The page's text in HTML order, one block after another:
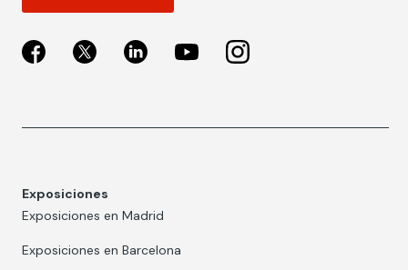
Exposiciones
Exposiciones en Madrid
Exposiciones en Barcelona